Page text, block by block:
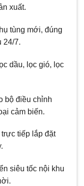
xuất.
tùng mới, đúng
24/7.
dầu, lọc gió, lọc
bộ điều chỉnh
cảm biến.
tiếp lắp đặt
siêu tốc nội khu